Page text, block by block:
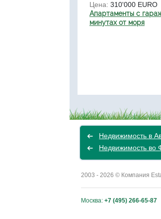
Цена: 310'000 EURO
Апартаменты с
минутах от моря
Недвижимость в
Недвижимость во
2003 - 2026 © Компания
Москва: +7 (495) 266-65-87